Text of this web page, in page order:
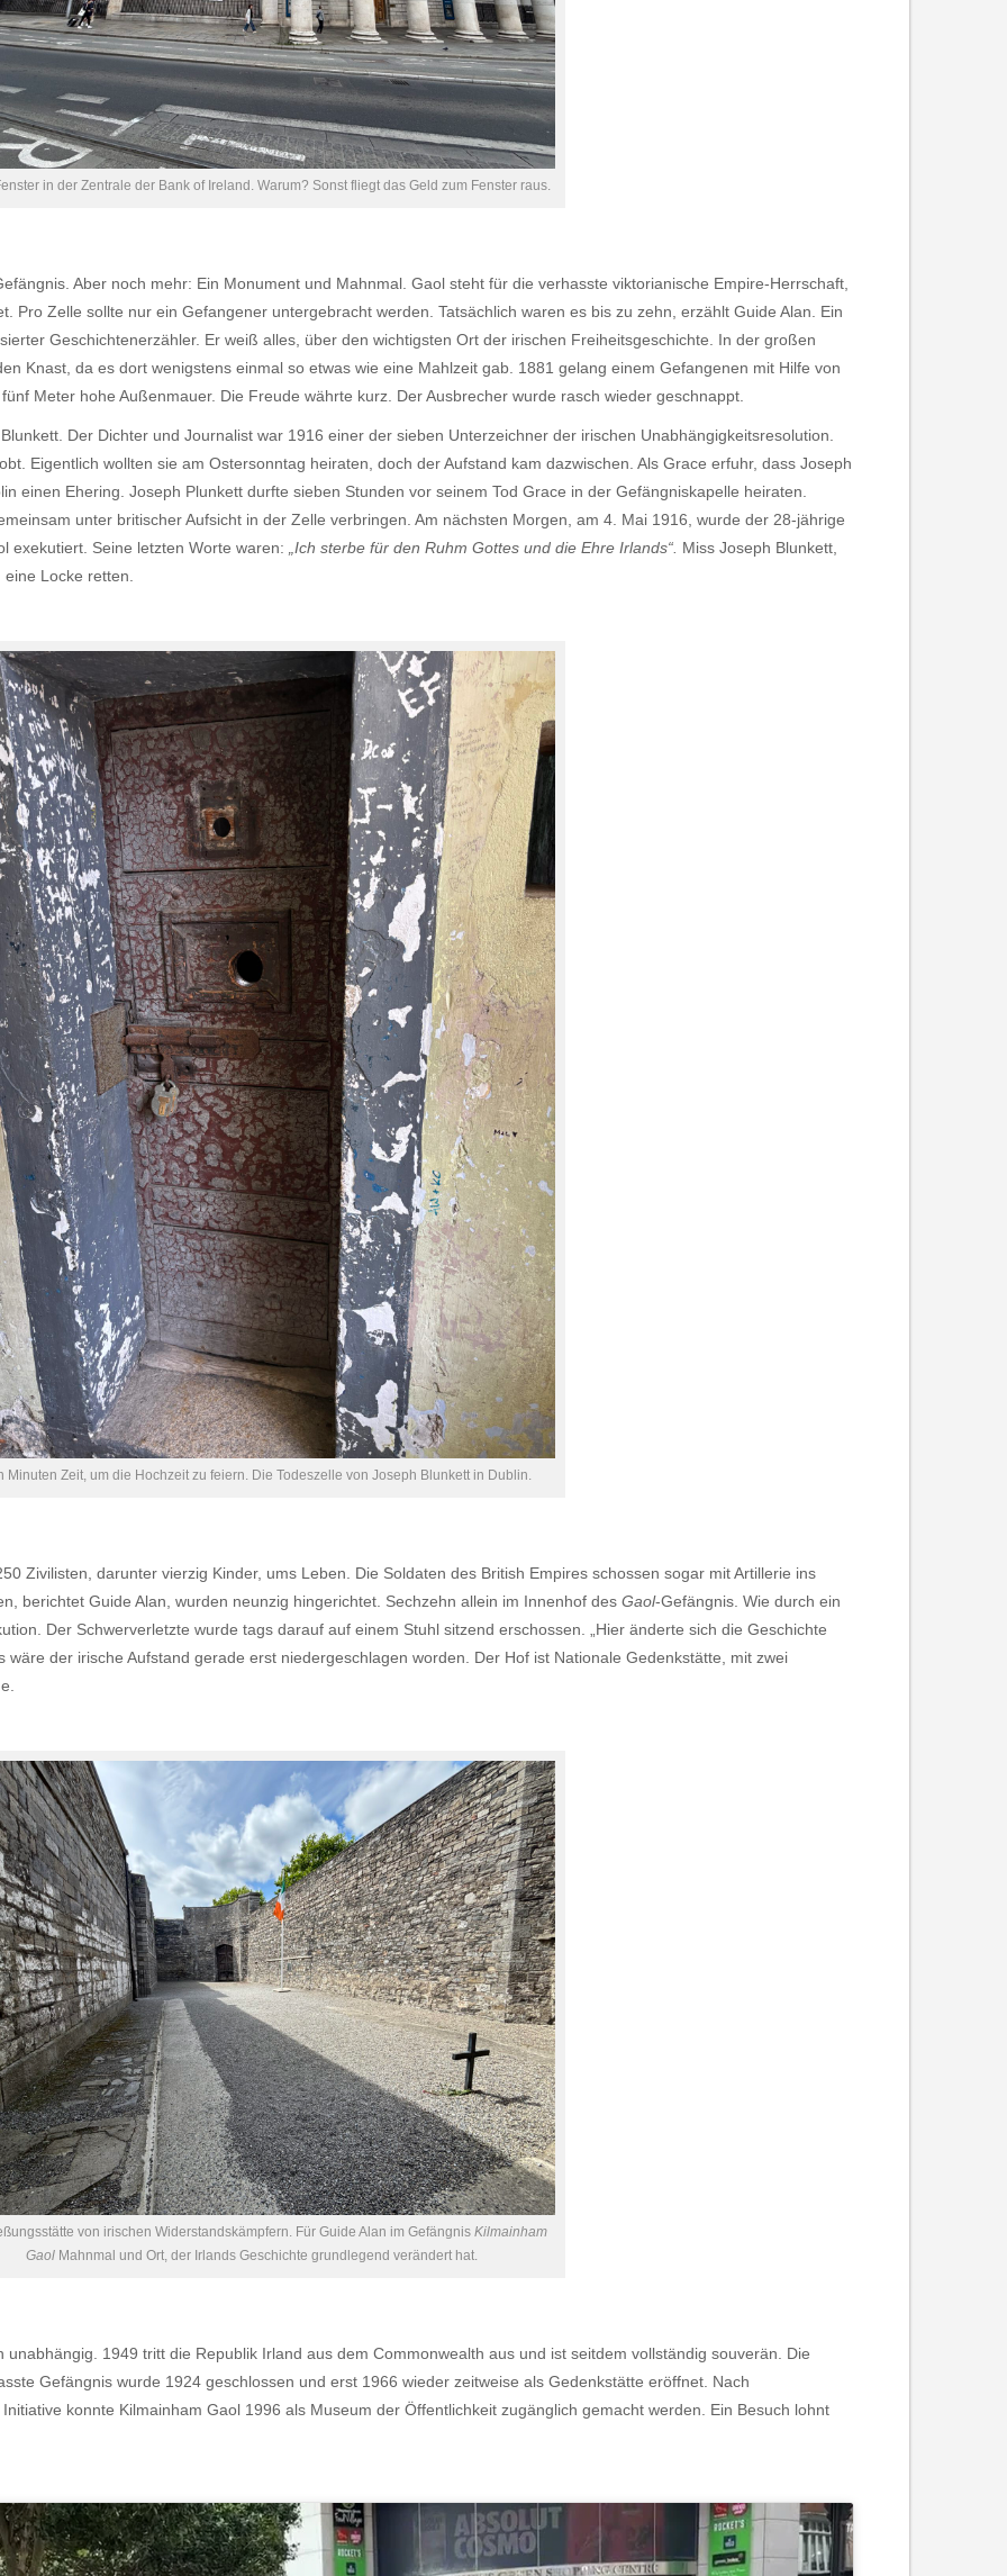
in der Zentrale der Bank of Ireland. Warum? Sonst fliegt das Geld zum Fenster raus.
Aber noch mehr: Ein Monument und Mahnmal. Gaol steht für die verhasste viktorianische Empire-Herrschaft,
Pro Zelle sollte nur ein Gefangener untergebracht werden. Tatsächlich waren es bis zu zehn, erzählt Guide Alan. Ein
Geschichtenerzähler. Er weiß alles, über den wichtigsten Ort der irischen Freiheitsgeschichte. In der großen
Knast, da es dort wenigstens einmal so etwas wie eine Mahlzeit gab. 1881 gelang einem Gefangenen mit Hilfe von
Meter hohe Außenmauer. Die Freude währte kurz. Der Ausbrecher wurde rasch wieder geschnappt.
Der Dichter und Journalist war 1916 einer der sieben Unterzeichner der irischen Unabhängigkeitsresolution.
Eigentlich wollten sie am Ostersonntag heiraten, doch der Aufstand kam dazwischen. Als Grace erfuhr, dass Joseph
einen Ehering. Joseph Plunkett durfte sieben Stunden vor seinem Tod Grace in der Gefängniskapelle heiraten.
unter britischer Aufsicht in der Zelle verbringen. Am nächsten Morgen, am 4. Mai 1916, wurde der 28-jährige
exekutiert. Seine letzten Worte waren:
„Ich sterbe für den Ruhm Gottes und die Ehre Irlands“. Miss Joseph Blunkett,
Locke retten.
Minuten Zeit, um die Hochzeit zu feiern. Die Todeszelle von Joseph Blunkett in Dublin.
Zivilisten, darunter vierzig Kinder, ums Leben. Die Soldaten des British Empires schossen sogar mit Artillerie ins
berichtet Guide Alan, wurden neunzig hingerichtet. Sechzehn allein im Innenhof des Gaol-Gefängnis. Wie durch ein
Der Schwerverletzte wurde tags darauf auf einem Stuhl sitzend erschossen. „Hier änderte sich die Geschichte
wäre der irische Aufstand gerade erst niedergeschlagen worden. Der Hof ist Nationale Gedenkstätte, mit zwei
von irischen Widerstandskämpfern. Für Guide Alan im Gefängnis Kilmainham
Gaol Mahnmal und Ort, der Irlands Geschichte grundlegend verändert hat.
1949 tritt die Republik Irland aus dem Commonwealth aus und ist seitdem vollständig souverän. Die
Gefängnis wurde 1924 geschlossen und erst 1966 wieder zeitweise als Gedenkstätte eröffnet. Nach
konnte Kilmainham Gaol 1996 als Museum der Öffentlichkeit zugänglich gemacht werden. Ein Besuch lohnt